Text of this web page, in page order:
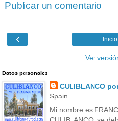
Publicar un comentario
‹ Inicio
Ver
Datos personales
CULIBLANCO
Spain
Mi nombre es
CULIBLANCO, se